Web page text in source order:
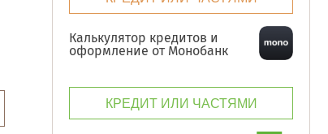
Калькулятор кредитов и
оформление от Монобанк
КРЕДИТ ИЛИ ЧАСТЯМИ